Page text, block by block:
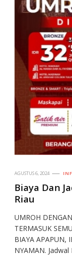
AGUSTUS 6, 2024
Biaya Dan
Riau
UMROH
TERMASUK
BIAYA APAPUN,
NYAMAN.